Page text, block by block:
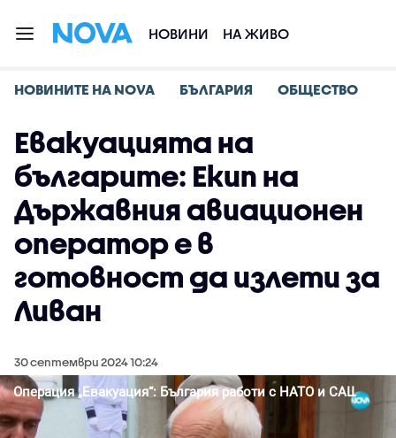
НОВИНИ НА ЖИВО
НОВИНИТЕ НА NOVA БЪЛГАРИЯ ОБЩЕСТВО
Евакуацията на
българите: Екип на
Държавния авиационен
оператор е в
готовност да излети за
Ливан
30 септември 2024 10:24